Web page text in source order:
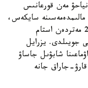
مەن قورعانىس
سايكەس،
ۇزىندىعى 200 مەتردەن اساتىن جانە 25 مەتردەن استام
جويىلدى. يزرايل
شابۋىل جاساۋ
جاراق جانە